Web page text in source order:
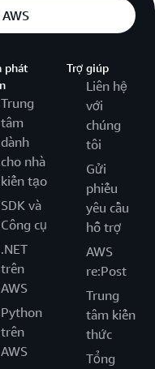
phát
Trung
tâm
dành
cho nhà
kiến tạo
SDK và
Công cụ
.NET
trên
AWS
Python
trên
AWS
Trợ giúp
Liên hệ
với
chúng
tôi
Gửi
phiếu
yêu cầu
hỗ trợ
AWS
re:Post
Trung
tâm kiến
thức
Tổng